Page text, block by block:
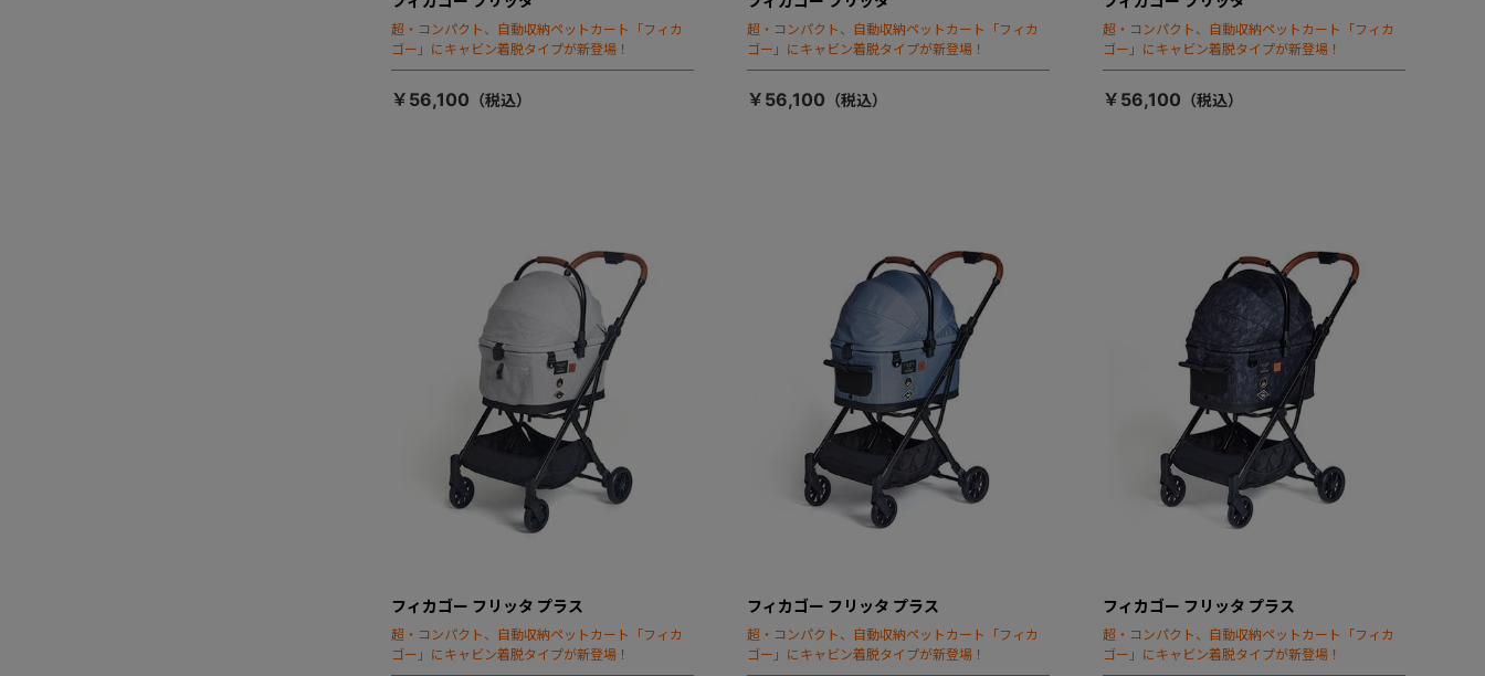
超・コンパクト、自動収納ペットカート「フィカ
ゴー」にキャビン着脱タイプが新登場！
￥56,100
超・コンパクト、自動収納ペットカート「フィカ
ゴー」にキャビン着脱タイプが新登場！
￥56,100
超・コンパクト、自動収納ペットカート「フィカ
ゴー」にキャビン着脱タイプが新登場！
￥56,100
フィカゴー フリッタ プラス
超・コンパクト、自動収納ペットカート「フィカ
ゴー」にキャビン着脱タイプが新登場！
フィカゴー フリッタ プラス
超・コンパクト、自動収納ペットカート「フィカ
ゴー」にキャビン着脱タイプが新登場！
フィカゴー フリッタ プラス
超・コンパクト、自動収納ペットカート「フィカ
ゴー」にキャビン着脱タイプが新登場！